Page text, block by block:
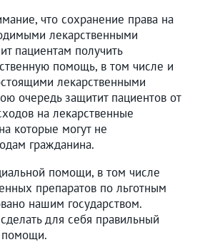
что сохранение права на
лекарственными
пациентам получить
помощь, в том числе и
лекарственными
очередь защитит пациентов от
на лекарственные
которые могут не
гражданина.
помощи, в том числе
препаратов по льготным
нашим государством.
для себя правильный